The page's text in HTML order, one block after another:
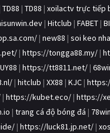
TD88 | TD88 | xoilactv trực tiếp
| Hitclub | FABET |
| new88 | soi keo
| https://tongga88.my/ |
UY88 | https://tt8811.net/ |
| hitclub | XX88 | KJC |
| https://kubet.eco/ | https://
| trang cá độ bóng đá | 78win
| https://luck81.jp.net/ |